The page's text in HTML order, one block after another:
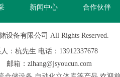
新闻中心 合作伙伴
设备有限公司 All Rights Reserved.
：杭先生 电话：13912337678
箱：zlhang@jsyoucun.com